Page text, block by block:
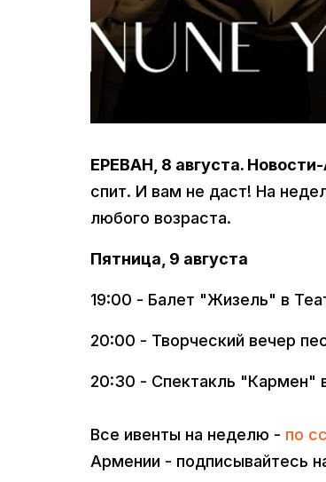
ЕРЕВАН, 8 августа.
спит. И вам не даст! На
любого возраста.
Пятница, 9 августа
19:00 - Балет "Жизель" в
20:00 - Творческий вечер
20:30 - Спектакль "Кармен"
Все ивенты на неделю - по
Армении - подписывайтесь